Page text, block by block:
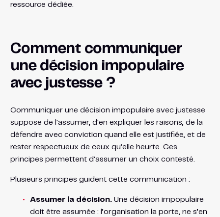
ressource dédiée.
Comment communiquer
une décision impopulaire
avec justesse ?
Communiquer une décision impopulaire avec justesse
suppose de l’assumer, d’en expliquer les raisons, de la
défendre avec conviction quand elle est justifiée, et de
rester respectueux de ceux qu’elle heurte. Ces
principes permettent d’assumer un choix contesté.
Plusieurs principes guident cette communication :
Assumer la décision.Une décision impopulaire
doit être assumée : l’organisation la porte, ne s’en